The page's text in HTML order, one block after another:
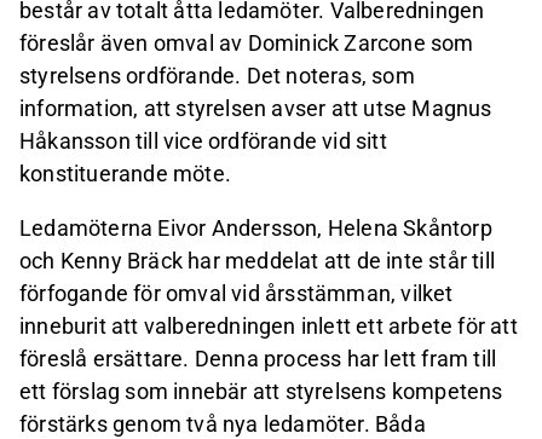
består av totalt åtta ledamöter. Valberedningen
föreslår även omval av Dominick Zarcone som
styrelsens ordförande. Det noteras, som
information, att styrelsen avser att utse Magnus
Håkansson till vice ordförande vid sitt
konstituerande möte.
Ledamöterna Eivor Andersson, Helena Skåntorp
och Kenny Bräck har meddelat att de inte står till
förfogande för omval vid årsstämman, vilket
inneburit att valberedningen inlett ett arbete för att
föreslå ersättare. Denna process har lett fram till
ett förslag som innebär att styrelsens kompetens
förstärks genom två nya ledamöter. Båda